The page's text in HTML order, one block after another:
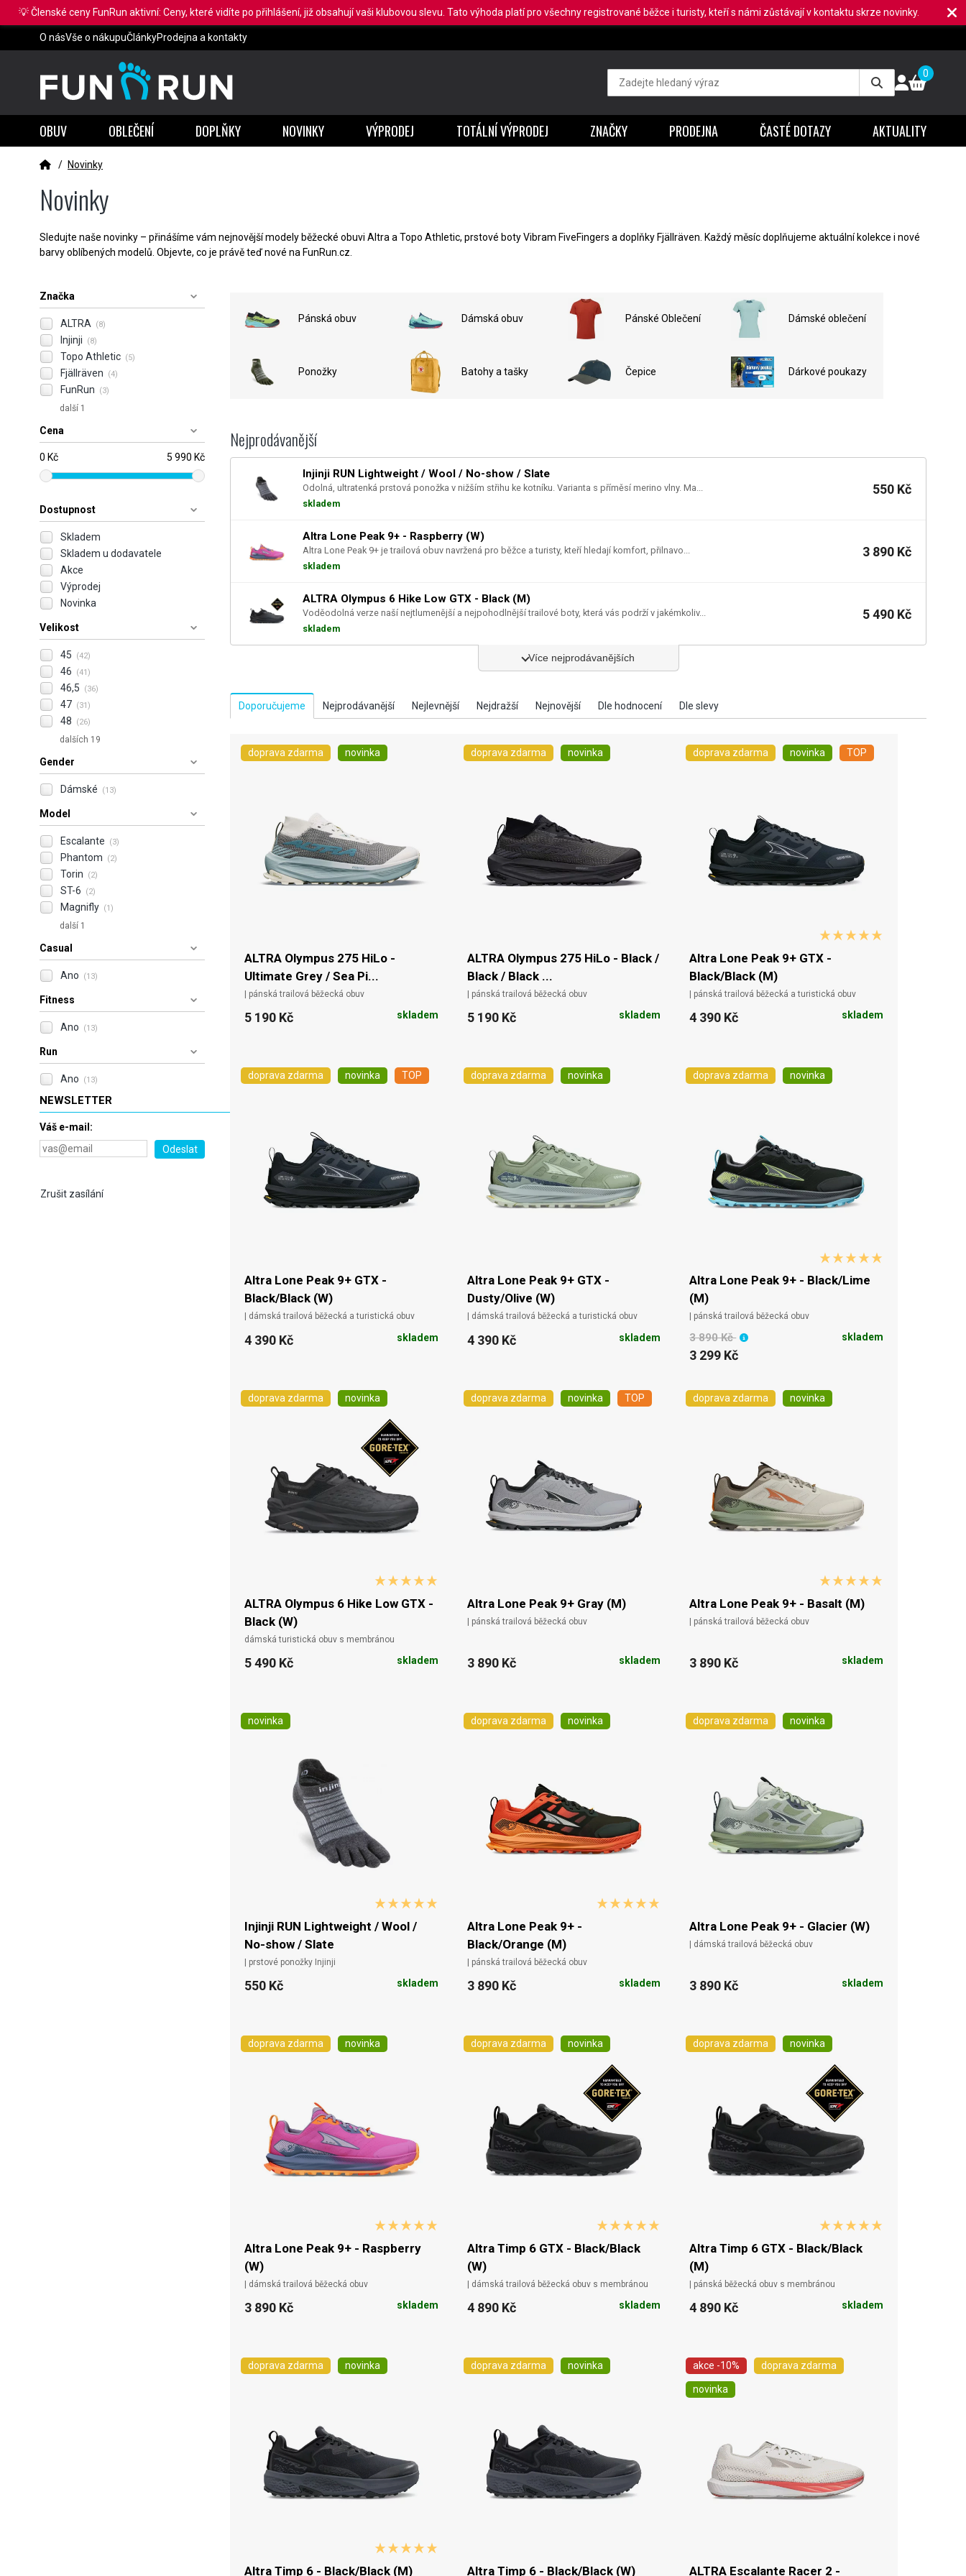
O násVše o nákupuČlánkyProdejna a kontakty
0
OBUV OBLEČENÍ DOPLŇKY NOVINKY VÝPRODEJ TOTÁLNÍ VÝPRODEJ ZNAČKY PRODEJNA ČASTÉ DOTAZY AKTUALITY
/ Novinky
Novinky
Sledujte naše novinky – přinášíme vám nejnovější modely běžecké obuvi Altra a Topo Athletic, prstové boty Vibram FiveFingers a doplňky Fjällräven. Každý měsíc doplňujeme aktuální kolekce i nové
barvy oblíbených modelů. Objevte, co je právě teď nové na FunRun.cz.
Značka
ALTRA (8)
Injinji (8)
Topo Athletic (5)
Fjällräven (4)
FunRun (3)
další 1
Cena
0 Kč 5 990 Kč
Dostupnost
Skladem
Skladem u dodavatele
Akce
Výprodej
Novinka
Velikost
45 (42)
46 (41)
46,5 (36)
47 (31)
48 (26)
dalších 19
Gender
Dámské (13)
Model
Escalante (3)
Phantom (2)
Torin (2)
ST-6 (2)
Magnifly (1)
další 1
Casual
Ano (13)
Fitness
Ano (13)
Run
Ano (13)
NEWSLETTER
Váš e-mail:
Zrušit zasílání
Pánská obuv Dámská obuv Pánské Oblečení Dámské oblečení
Ponožky Batohy a tašky Čepice Dárkové poukazy
Nejprodávanější
Injinji RUN Lightweight / Wool / No-show / Slate
Odolná, ultratenká prstová ponožka v nižším střihu ke kotníku. Varianta s příměsí merino vlny. Ma...
skladem
550 Kč
Altra Lone Peak 9+ - Raspberry (W)
Altra Lone Peak 9+ je trailová obuv navržená pro běžce a turisty, kteří hledají komfort, přilnavo...
skladem
3 890 Kč
ALTRA Olympus 6 Hike Low GTX - Black (M)
Voděodolná verze naší nejtlumenější a nejpohodlnější trailové boty, která vás podrží v jakémkoliv...
skladem
5 490 Kč
Více nejprodávanějších
doprava zdarma novinka
ALTRA Olympus 275 HiLo -
Ultimate Grey / Sea Pi...
| pánská trailová běžecká obuv
5 190 Kč skladem
doprava zdarma novinka
ALTRA Olympus 275 HiLo - Black /
Black / Black ...
| pánská trailová běžecká obuv
5 190 Kč skladem
doprava zdarma novinka TOP
Altra Lone Peak 9+ GTX -
Black/Black (M)
| pánská trailová běžecká a turistická obuv
4 390 Kč skladem
doprava zdarma novinka TOP
Altra Lone Peak 9+ GTX -
Black/Black (W)
| dámská trailová běžecká a turistická obuv
4 390 Kč skladem
doprava zdarma novinka
Altra Lone Peak 9+ GTX -
Dusty/Olive (W)
| dámská trailová běžecká a turistická obuv
4 390 Kč skladem
doprava zdarma novinka
Altra Lone Peak 9+ - Black/Lime
(M)
| pánská trailová běžecká obuv
3 890 Kč
3 299 Kč
skladem
doprava zdarma novinka
ALTRA Olympus 6 Hike Low GTX -
Black (W)
dámská turistická obuv s membránou
5 490 Kč skladem
doprava zdarma novinka TOP
Altra Lone Peak 9+ Gray (M)
| pánská trailová běžecká obuv
3 890 Kč skladem
doprava zdarma novinka
Altra Lone Peak 9+ - Basalt (M)
| pánská trailová běžecká obuv
3 890 Kč skladem
novinka
Injinji RUN Lightweight / Wool /
No-show / Slate
| prstové ponožky Injinji
550 Kč skladem
doprava zdarma novinka
Altra Lone Peak 9+ -
Black/Orange (M)
| pánská trailová běžecká obuv
3 890 Kč skladem
doprava zdarma novinka
Altra Lone Peak 9+ - Glacier (W)
| dámská trailová běžecká obuv
3 890 Kč skladem
doprava zdarma novinka
Altra Lone Peak 9+ - Raspberry
(W)
| dámská trailová běžecká obuv
3 890 Kč skladem
doprava zdarma novinka
Altra Timp 6 GTX - Black/Black
(W)
| dámská trailová běžecká obuv s membránou
4 890 Kč skladem
doprava zdarma novinka
Altra Timp 6 GTX - Black/Black
(M)
| pánská běžecká obuv s membránou
4 890 Kč skladem
doprava zdarma novinka
Altra Timp 6 - Black/Black (M)
doprava zdarma novinka
Altra Timp 6 - Black/Black (W)
akce -10% doprava zdarma
novinka
ALTRA Escalante Racer 2 -
💡 Členské ceny FunRun aktivní: Ceny, které vidíte po přihlášení, již obsahují vaši klubovou slevu. Tato výhoda platí pro všechny registrované běžce i turisty, kteří s námi zůstávají v kontaktu skrze novinky.